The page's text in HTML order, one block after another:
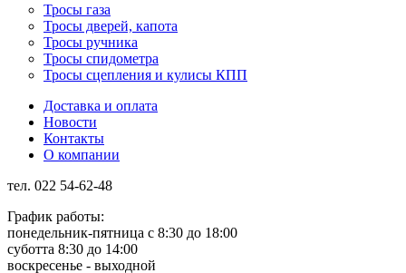
Тросы газа
Тросы дверей, капота
Тросы ручника
Тросы спидометра
Тросы сцепления и кулисы КПП
Доставка и оплата
Новости
Контакты
О компании
тел. 022 54-62-48
График работы:
понедельник-пятница с 8:30 до 18:00
суботта 8:30 до 14:00
воскресенье - выходной